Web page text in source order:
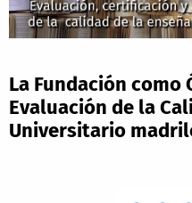
La Fundación como
Evaluación de la
Universitario